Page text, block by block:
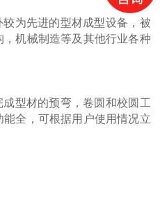
为先进的型材成型设备，被
机械制造等及其他行业各种
型材的预弯，卷圆和校圆工
全，可根据用户使用情况立